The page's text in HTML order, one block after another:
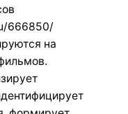
666850/
на